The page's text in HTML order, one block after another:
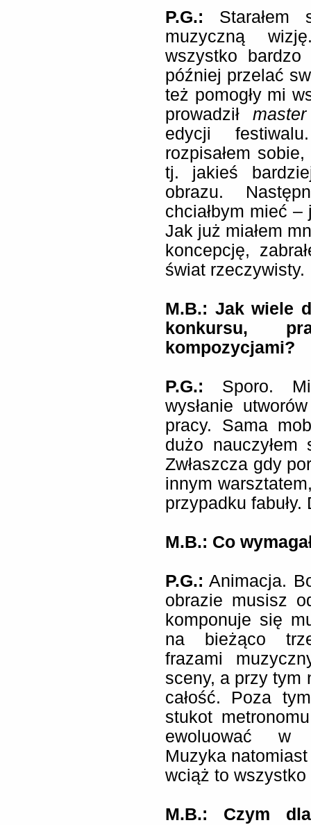
P.G.: Starałem
muzyczną
wszystko bardzo
później przelać
też pomogły mi
prowadził
edycji
rozpisałem
tj. jakieś
obrazu.
chciałbym mieć
Jak już miałem
koncepcję,
świat rzeczywisty.
M.B.: Jak wiele
konkursu,
kompozycjami?
P.G.: Sporo.
wysłanie
pracy. Sama
dużo
Zwłaszcza gdy
innym
przypadku
M.B.: Co
P.G.: Animacja.
obrazie musisz
komponuje się
na bieżąco
frazami
sceny, a przy tym
całość. Poza
stukot
ewoluować w
Muzyka
wciąż to
M.B.: Czym